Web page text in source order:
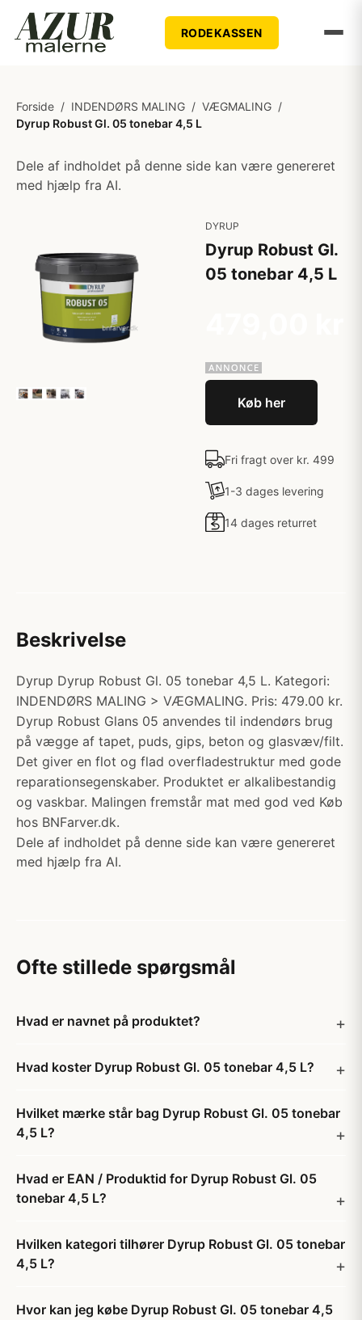
RODEKASSEN
Forside / INDENDØRS MALING / VÆGMALING /
Dyrup Robust Gl. 05 tonebar 4,5 L
Dele af indholdet på denne side kan være genereret
med hjælp fra AI.
DYRUP
Dyrup Robust Gl.
05 tonebar 4,5 L
Køb her
Fri fragt over kr. 499
1-3 dages levering
14 dages returret
Beskrivelse
Dyrup Dyrup Robust Gl. 05 tonebar 4,5 L. Kategori:
INDENDØRS MALING > VÆGMALING. Pris: 479.00 kr.
Dyrup Robust Glans 05 anvendes til indendørs brug
på vægge af tapet, puds, gips, beton og glasvæv/filt.
Det giver en flot og flad overfladestruktur med gode
reparationsegenskaber. Produktet er alkalibestandig
og vaskbar. Malingen fremstår mat med god ved Køb
hos BNFarver.dk.
Dele af indholdet på denne side kan være genereret
med hjælp fra AI.
Ofte stillede spørgsmål
Hvad er navnet på produktet?
Hvad koster Dyrup Robust Gl. 05 tonebar 4,5 L?
Hvilket mærke står bag Dyrup Robust Gl. 05 tonebar
4,5 L?
Hvad er EAN / Produktid for Dyrup Robust Gl. 05
tonebar 4,5 L?
Hvilken kategori tilhører Dyrup Robust Gl. 05 tonebar
4,5 L?
Hvor kan jeg købe Dyrup Robust Gl. 05 tonebar 4,5